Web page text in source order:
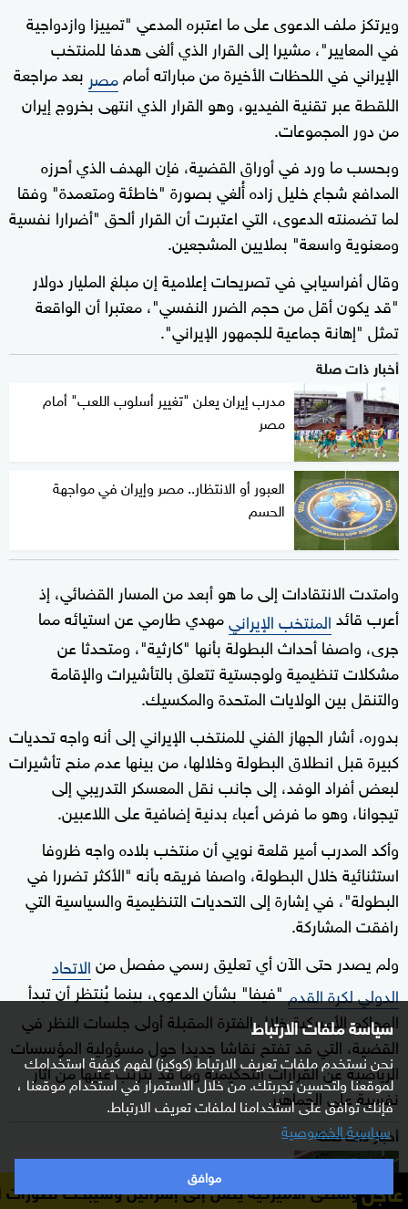
سياسة ملفات الارتباط
نحن نستخدم ملفات تعريف الارتباط (كوكيز) لفهم كيفية استخدامك
لموقعنا ولتحسين تجربتك. من خلال الاستمرار في استخدام موقعنا ،
فإنك توافق على استخدامنا لملفات تعريف الارتباط.
سياسية الخصوصية
موافق
ويرتكز ملف الدعوى على ما اعتبره المدعي "تمييزا وازدواجية
في المعايير"، مشيرا إلى القرار الذي ألغى هدفا للمنتخب
الإيراني في اللحظات الأخيرة من مباراته أماممصر بعد مراجعة
اللقطة عبر تقنية الفيديو، وهو القرار الذي انتهى بخروج إيران
من دور المجموعات.
وبحسب ما ورد في أوراق القضية، فإن الهدف الذي أحرزه
المدافع شجاع خليل زاده أُلغي بصورة "خاطئة ومتعمدة" وفقا
لما تضمنته الدعوى، التي اعتبرت أن القرار ألحق "أضرارا نفسية
ومعنوية واسعة" بملايين المشجعين.
وقال أفراسيابي في تصريحات إعلامية إن مبلغ المليار دولار
"قد يكون أقل من حجم الضرر النفسي"، معتبرا أن الواقعة
تمثل "إهانة جماعية للجمهور الإيراني".
أخبار ذات صلة
مدرب إيران يعلن "تغيير أسلوب اللعب" أمام
مصر
العبور أو الانتظار.. مصر وإيران في مواجهة
الحسم
وامتدت الانتقادات إلى ما هو أبعد من المسار القضائي، إذ
أعرب قائدالمنتخب الإيرانيمهدي طارمي عن استيائه مما
جرى، واصفا أحداث البطولة بأنها "كارثية"، ومتحدثا عن
مشكلات تنظيمية ولوجستية تتعلق بالتأشيرات والإقامة
والتنقل بين الولايات المتحدة والمكسيك.
بدوره، أشار الجهاز الفني للمنتخب الإيراني إلى أنه واجه تحديات
كبيرة قبل انطلاق البطولة وخلالها، من بينها عدم منح تأشيرات
لبعض أفراد الوفد، إلى جانب نقل المعسكر التدريبي إلى
تيجوانا، وهو ما فرض أعباء بدنية إضافية على اللاعبين.
وأكد المدرب أمير قلعة نويي أن منتخب بلاده واجه ظروفا
استثنائية خلال البطولة، واصفا فريقه بأنه "الأكثر تضررا في
البطولة"، في إشارة إلى التحديات التنظيمية والسياسية التي
رافقت المشاركة.
ولم يصدر حتى الآن أي تعليق رسمي مفصل منالاتحاد
الدولي لكرة القدم "فيفا" بشأن الدعوى، بينما يُنتظر أن تبدأ
المحاكم الأميركية خلال الفترة المقبلة أولى جلسات النظر في
القضية، التي قد تفتح نقاشا جديدا حول مسؤولية المؤسسات
الرياضية عن القرارات التحكيمية وما قد يترتب عليها من آثار
نفسية على الجماهير.
أخبار ذات صلة
تخفيف أميركي للقيود على منتخب إيران قبل
مواجهة مصر
عاجل يصل إلى إسرائيل وسيبحث تطورات اتفاق غزة